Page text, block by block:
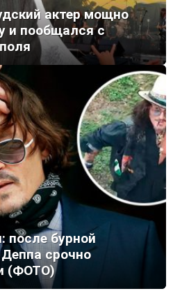
актер мощно
и пообщался с
после бурной
срочно
(ФОТО)